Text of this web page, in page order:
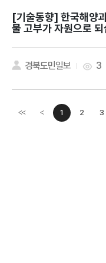
[기술동향]
물 고부가 자원으로
경북도민일보 3
<< <이전페이지
1 2 3